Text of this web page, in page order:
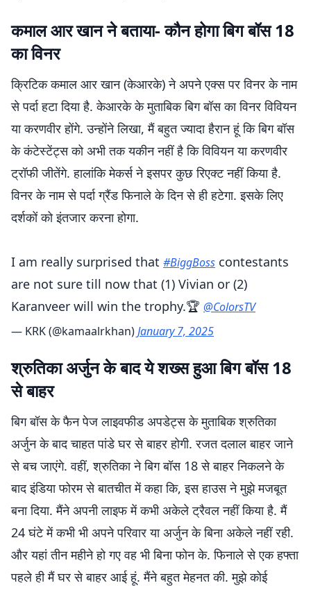
कमाल आर खान ने बताया- कौन होगा बिग बॉस 18
का विनर
क्रिटिक कमाल आर खान (केआरके) ने अपने एक्स पर विनर के नाम
से पर्दा हटा दिया है. केआरके के मुताबिक बिग बॉस का विनर विवियन
या करणवीर होंगे. उन्होंने लिखा, मैं बहुत ज्यादा हैरान हूं कि बिग बॉस
के कंटेस्टेंट्स को अभी तक यकीन नहीं है कि विवियन या करणवीर
ट्रॉफी जीतेंगे. हालांकि मेकर्स ने इसपर कुछ रिएक्ट नहीं किया है.
विनर के नाम से पर्दा ग्रैंड फिनाले के दिन से ही हटेगा. इसके लिए
दर्शकों को इंतजार करना होगा.
I am really surprised that #BiggBoss contestants
are not sure till now that (1) Vivian or (2)
Karanveer will win the trophy.🏆 @ColorsTV
— KRK (@kamaalrkhan)January 7, 2025
श्रुतिका अर्जुन के बाद ये शख्स हुआ बिग बॉस 18
से बाहर
बिग बॉस के फैन पेज लाइवफीड अपडेट्स के मुताबिक श्रुतिका
अर्जुन के बाद चाहत पांडे घर से बाहर होगी. रजत दलाल बाहर जाने
से बच जाएंगे. वहीं, श्रुतिका ने बिग बॉस 18 से बाहर निकलने के
बाद इंडिया फोरम से बातचीत में कहा कि, इस हाउस ने मुझे मजबूत
बना दिया. मैंने अपनी लाइफ में कभी अकेले ट्रैवल नहीं किया है. मैं
24 घंटे में कभी भी अपने परिवार या अर्जुन के बिना अकेले नहीं रही.
और यहां तीन महीने हो गए वह भी बिना फोन के. फिनाले से एक हफ्ता
पहले ही मैं घर से बाहर आई हूं. मैंने बहुत मेहनत की. मुझे कोई